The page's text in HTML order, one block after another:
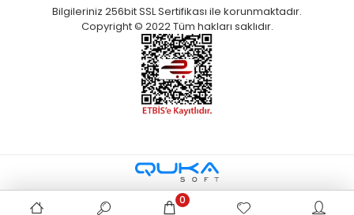
Bilgileriniz 256bit SSL Sertifikası ile korunmaktadır.
Copyright © 2022 Tüm hakları saklıdır.
0